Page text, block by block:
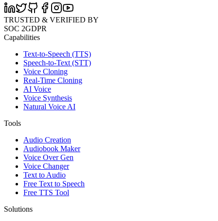
TRUSTED & VERIFIED BY
SOC 2GDPR
Capabilities
Text-to-Speech (TTS)
Speech-to-Text (STT)
Voice Cloning
Real-Time Cloning
AI Voice
Voice Synthesis
Natural Voice AI
Tools
Audio Creation
Audiobook Maker
Voice Over Gen
Voice Changer
Text to Audio
Free Text to Speech
Free TTS Tool
Solutions